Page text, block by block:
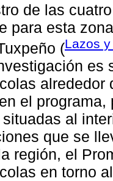
de las
para esta
(Lazos
es
el
al
que se
región, el
en torno